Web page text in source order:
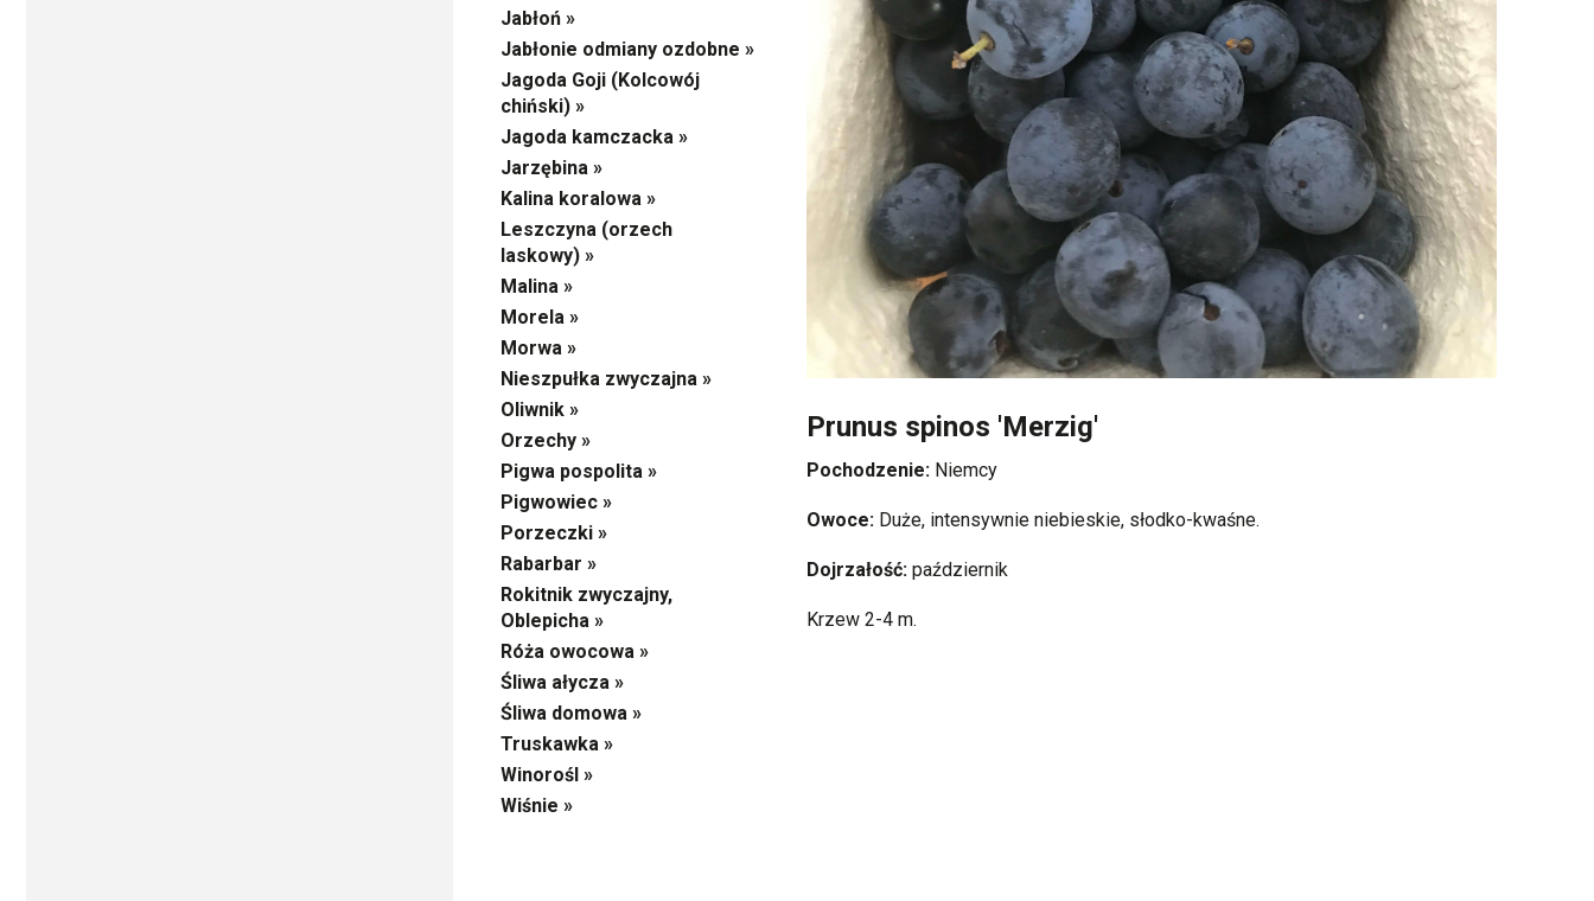
Prunus spinos 'Merzig'
Pochodzenie: Niemcy
Owoce: Duże, intensywnie niebieskie, słodko-kwaśne.
Dojrzałość: październik
Krzew 2-4 m.
Jabłoń »
Jabłonie odmiany ozdobne »
Jagoda Goji (Kolcowój
chiński) »
Jagoda kamczacka »
Jarzębina »
Kalina koralowa »
Leszczyna (orzech
laskowy) »
Malina »
Morela »
Morwa »
Nieszpułka zwyczajna »
Oliwnik »
Orzechy »
Pigwa pospolita »
Pigwowiec »
Porzeczki »
Rabarbar »
Rokitnik zwyczajny,
Oblepicha »
Róża owocowa »
Śliwa ałycza »
Śliwa domowa »
Truskawka »
Winorośl »
Wiśnie »